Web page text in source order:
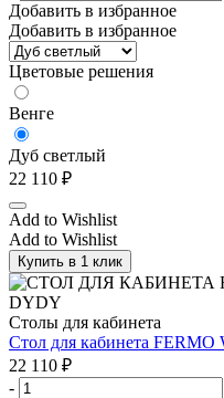
Добавить в избранное
Добавить в избранное
Цветовые решения
Венге
Дуб светлый
22 110 ₽
Add to Wishlist
Add to Wishlist
Купить в 1 клик
Столы для кабинета
Стол для кабинета
22 110 ₽
-